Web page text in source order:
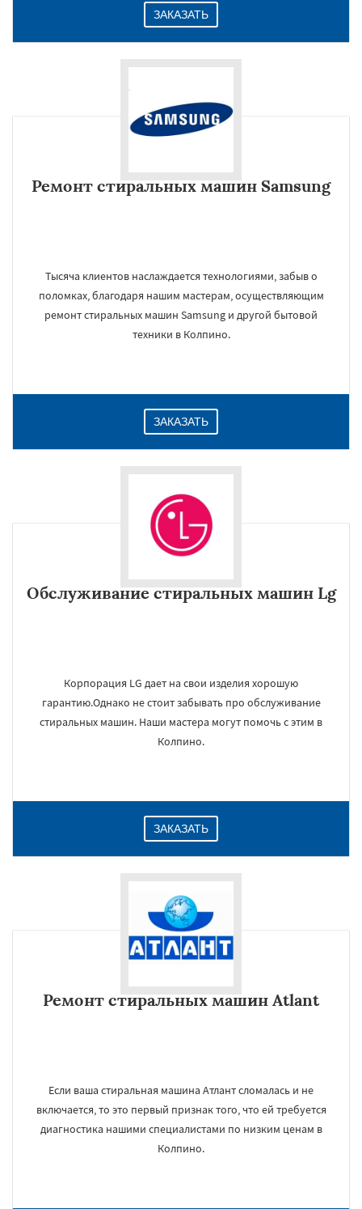
ЗАКАЗАТЬ
Ремонт стиральных машин Samsung
Тысяча клиентов наслаждается технологиями, забыв о
поломках, благодаря нашим мастерам, осуществляющим
ремонт стиральных машин Samsung и другой бытовой
техники в Колпино.
ЗАКАЗАТЬ
Обслуживание стиральных машин Lg
Корпорация LG дает на свои изделия хорошую
гарантию.Однако не стоит забывать про обслуживание
стиральных машин. Наши мастера могут помочь с этим в
Колпино.
ЗАКАЗАТЬ
Ремонт стиральных машин Atlant
Если ваша стиральная машина Атлант сломалась и не
включается, то это первый признак того, что ей требуется
диагностика нашими специалистами по низким ценам в
Колпино.